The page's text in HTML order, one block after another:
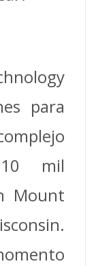
para
mil
Mount